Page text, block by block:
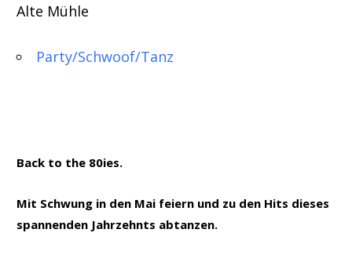
Alte Mühle
Party/Schwoof/Tanz
Back to the 80ies.
Mit Schwung in den Mai feiern und zu den Hits dieses
spannenden Jahrzehnts abtanzen.